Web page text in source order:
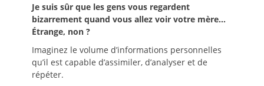
Je suis sûr que les gens vous regardent
bizarrement quand vous allez voir votre mère…
Étrange, non ?
Imaginez le volume d’informations personnelles
qu’il est capable d’assimiler, d’analyser et de
répéter.